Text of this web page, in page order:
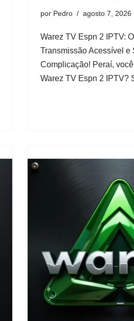
por Pedro agosto 7, 2026
Warez TV Espn 2 IPTV:
Transmissão Acessível e
Complicação! Peraí,
Warez TV Espn 2 IPTV?